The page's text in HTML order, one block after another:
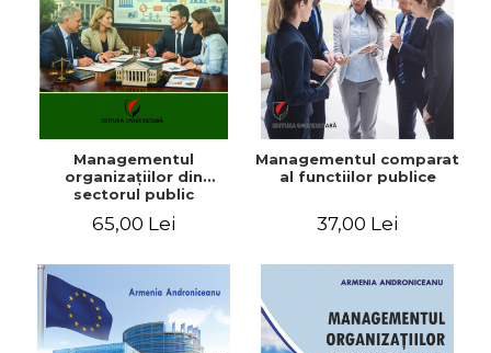
Managementul
organizaţiilor din
sectorul public
65,00 Lei
Managementul comparat
al functiilor publice
37,00 Lei